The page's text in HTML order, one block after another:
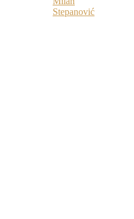
Stepanović